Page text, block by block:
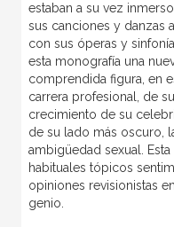
estaban a su vez
sus canciones y danzas
con sus óperas y
esta monografía una
comprendida figura, en
carrera profesional, de
crecimiento de su
de su lado más oscuro,
ambigüedad sexual.
habituales tópicos
opiniones revisionistas
genio.